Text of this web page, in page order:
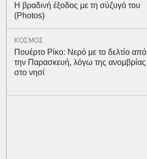
Η βραδινή έξοδος με τη σύζυγό του
(Photos)
ΚΟΣΜΟΣ
Πουέρτο Ρίκο: Νερό με το δελτίο από
την Παρασκευή, λόγω της ανομβρίας
στο νησί